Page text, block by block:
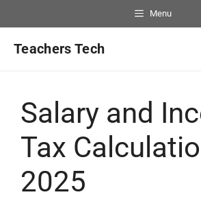
Menu
Teachers Tech
Salary and
Tax
2025